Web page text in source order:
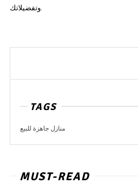
وتفضيلاتك.
TAGS
منازل جاهزة للبيع
MUST-READ